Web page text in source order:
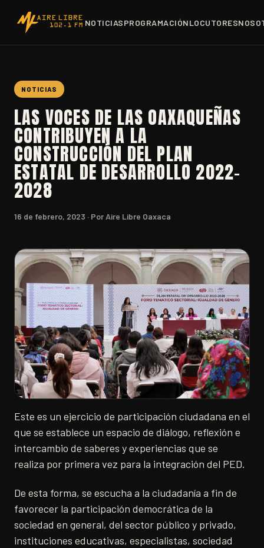
NOTICIASPROGRAMACIÓNLOCUTORES
NOTICIAS
LAS VOCES DE LAS OAXAQUEÑAS
CONTRIBUYEN A LA
CONSTRUCCIÓN DEL PLAN
ESTATAL DE DESARROLLO 2022-
2028
16 de febrero, 2023 · Por Aire Libre Oaxaca
Este es un ejercicio de participación ciudadana en el
que se establece un espacio de diálogo, reflexión e
intercambio de saberes y experiencias que se
realiza por primera vez para la integración del PED.
De esta forma, se escucha a la ciudadanía a fin de
favorecer la participación democrática de la
sociedad en general, del sector público y privado,
instituciones educativas, especialistas, sociedad